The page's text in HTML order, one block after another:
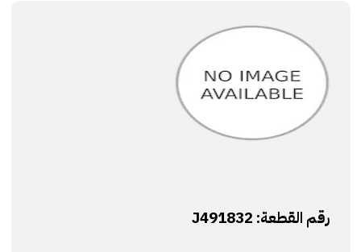
رقم القطعة: J491832